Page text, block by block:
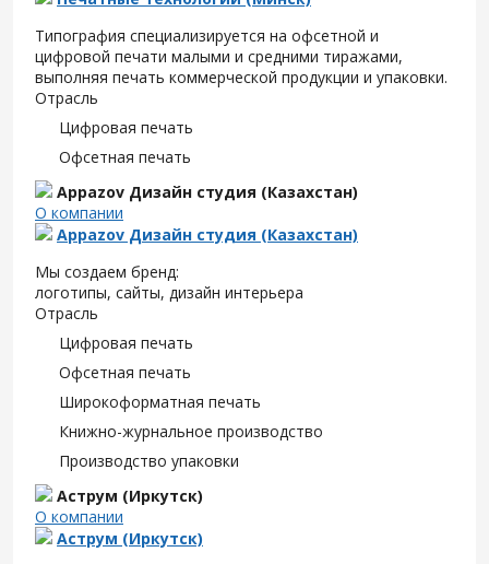
Типография специализируется на офсетной и
цифровой печати малыми и средними тиражами,
выполняя печать коммерческой продукции и упаковки.
Отрасль
Цифровая печать
Офсетная печать
Appazov Дизайн студия (Казахстан)
О компании
Appazov Дизайн студия (Казахстан)
Мы создаем бренд:
логотипы, сайты, дизайн интерьера
Отрасль
Цифровая печать
Офсетная печать
Широкоформатная печать
Книжно-журнальное производство
Производство упаковки
Аструм (Иркутск)
О компании
Аструм (Иркутск)